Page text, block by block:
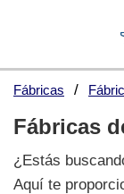
Fábricas
Fábricas
¿Estás
Aquí te